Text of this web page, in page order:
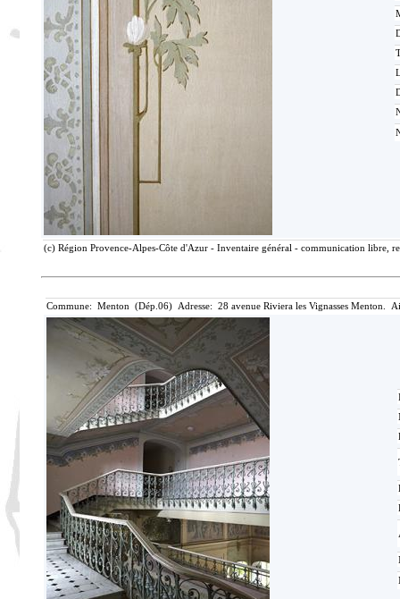
(c) Région Provence-Alpes-Côte d'Azur - Inventaire général - communication libre,
Commune: Menton (Dép.06) Adresse: 28 avenue Riviera les Vignasses Menton.